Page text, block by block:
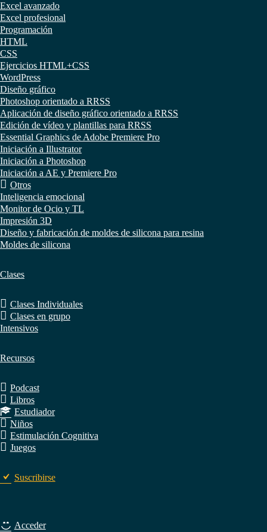
Excel avanzado
Excel profesional
Programación
HTML
CSS
Ejercicios HTML+CSS
WordPress
Diseño gráfico
Photoshop orientado a RRSS
Aplicación de diseño gráfico orientado a RRSS
Edición de vídeo y plantillas para RRSS
Essential Graphics de Adobe Premiere Pro
Iniciación a Illustrator
Iniciación a Photoshop
Iniciación a AE y Premiere Pro
Otros
Inteligencia emocional
Monitor de Ocio y TL
Impresión 3D
Diseño y fabricación de moldes de silicona para resina
Moldes de silicona
Clases
Clases Individuales
Clases en grupo
Intensivos
Recursos
Podcast
Libros
Estudiador
Niños
Estimulación Cognitiva
Juegos
Suscribirse
Acceder